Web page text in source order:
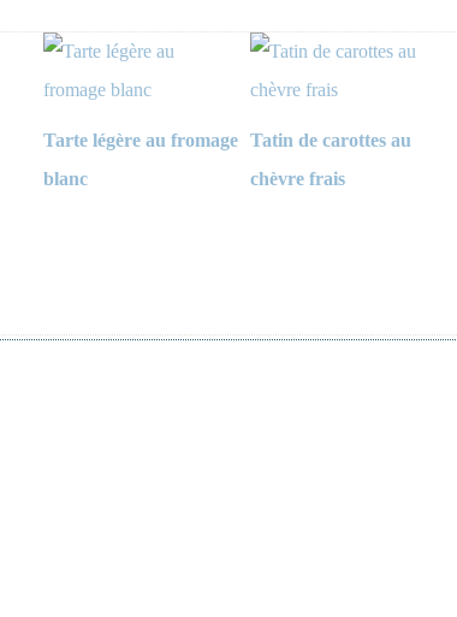
Tarte légère au fromage
blanc
Tatin de carottes au
chèvre frais